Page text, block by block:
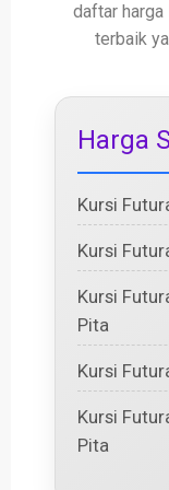
daftar
terbaik
Harga
Kursi
Kursi
Kursi
Pita
Kursi
Kursi
Pita